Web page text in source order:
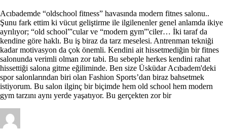
Acıbademde “oldschool fitness” havasında modern fitnes salonu..
Şunu fark ettim ki vücut geliştirme ile ilgilenenler genel anlamda ikiye
ayrılıyor; “old school”'cular ve “modern gym”'ciler… İki taraf da
kendine göre haklı. Bu iş biraz da tarz meselesi. Antrenman tekniği
kadar motivasyon da çok önemli. Kendini ait hissetmediğin bir fitnes
salonunda verimli olman zor tabi. Bu sebeple herkes kendini rahat
hissettiği salona gitme eğiliminde. Ben size Üsküdar Acıbadem'deki
spor salonlarından biri olan Fashion Sports’dan biraz bahsetmek
istiyorum. Bu salon ilginç bir biçimde hem old school hem modern
gym tarzını aynı yerde yaşatıyor. Bu gerçekten zor bir